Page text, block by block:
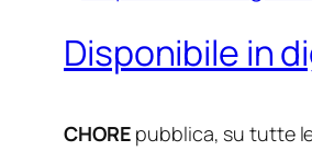
Disponibile in
CHORE pubblica, su tutte